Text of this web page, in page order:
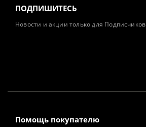
ПОДПИШИТЕСЬ
Новости и акции только для Подписчиков
Помощь покупателю